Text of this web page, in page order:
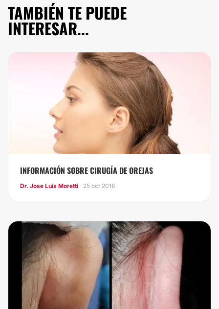
TAMBIÉN TE PUEDE
INTERESAR...
INFORMACIÓN SOBRE CIRUGÍA DE OREJAS
Dr. Jose Luis Moretti · 25 oct 2018